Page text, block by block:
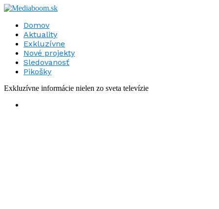
Domov
Aktuality
Exkluzívne
Nové projekty
Sledovanosť
Pikošky
Exkluzívne informácie nielen zo sveta televízie